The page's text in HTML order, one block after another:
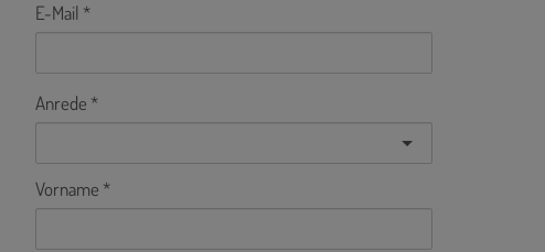
E-Mail
Anrede
Vorname